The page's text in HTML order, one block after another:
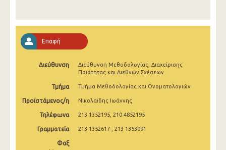
2017
2016
2015
2014
2012
Επαφή
Διεύθυνση
Διεύθυνση Μεθοδολογίας, Διαχείρισης
Ποιότητας και Διεθνών Σχέσεων
Τμήμα Τμήμα Μεθοδολογίας και Ονοματολογιών
Προϊστάμενος/η Νικολαϊδης Ιωάννης
Τηλέφωνα 213 1352195, 210 4852195
Γραμματεία 213 1352617 , 213 1353091
Φαξ